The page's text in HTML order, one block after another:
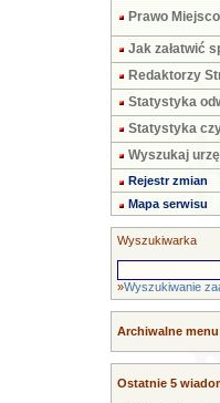
Prawo
Jak załatwić
Redaktorzy
Statystyka
Statystyka
Wyszukaj
Rejestr zmian
Mapa serwisu
Wyszukiwarka
»Wyszukiwanie
Archiwalne
Ostatnie 5